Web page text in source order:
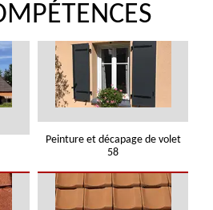
Peinture et décapage de volet
58